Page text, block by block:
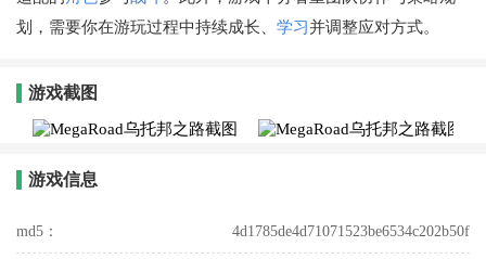
划，需要你在游玩过程中持续成长、 学习并调整应对方式。
游戏截图
游戏信息
md5： 4d1785de4d71071523be6534c202b50f